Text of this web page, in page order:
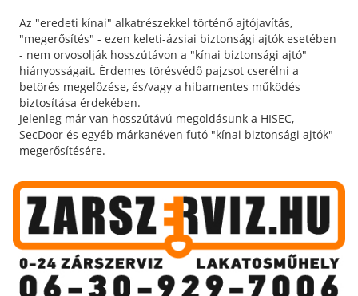
Az "eredeti kínai" alkatrészekkel történő ajtójavítás,
"megerősítés" - ezen keleti-ázsiai biztonsági ajtók esetében
- nem orvosolják hosszútávon a "kínai biztonsági ajtó"
hiányosságait. Érdemes törésvédő pajzsot cserélni a
betörés megelőzése, és/vagy a hibamentes működés
biztosítása érdekében.
Jelenleg már van hosszútávú megoldásunk a HISEC,
SecDoor és egyéb márkanéven futó "kínai biztonsági ajtók"
megerősítésére.